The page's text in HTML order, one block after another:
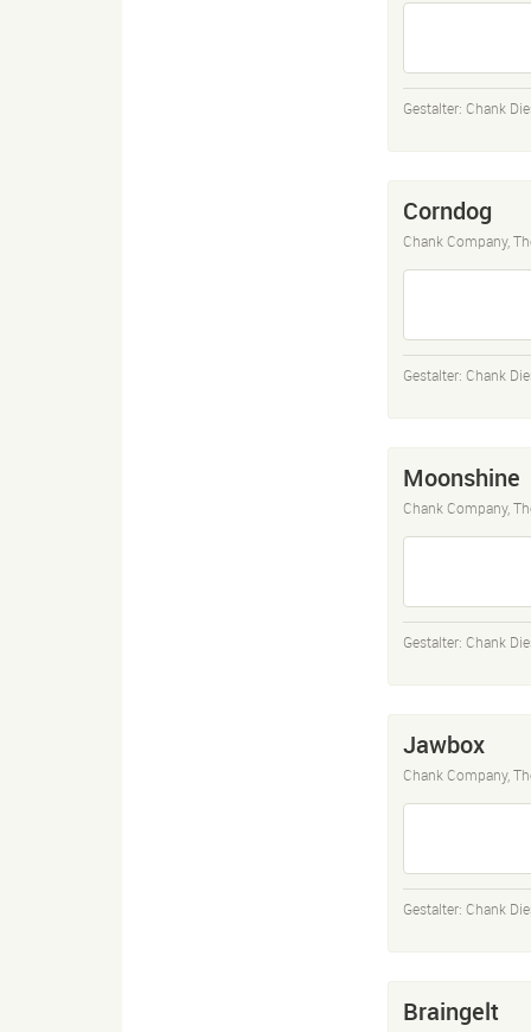
Gestalter: Chank
Corndog
Chank Company,
Gestalter: Chank
Moonshine
Chank Company,
Gestalter: Chank
Jawbox
Chank Company,
Gestalter: Chank
Braingelt